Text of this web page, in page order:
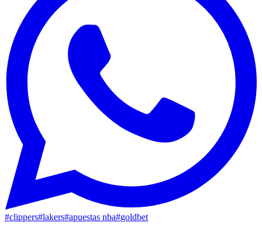
#clippers#lakers#apuestas nba#goldbet